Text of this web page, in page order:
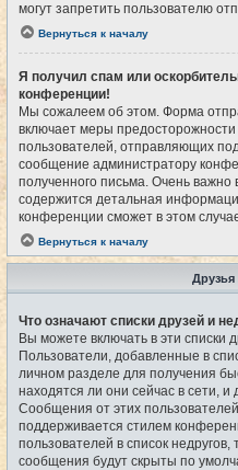
могут запретить пользователю
Вернуться к началу
Я получил спам или
конференции!
Мы сожалеем об этом. Форма
включает меры
пользователей, отправляющих
сообщение администратору
полученного письма. Очень важно
содержится детальная
конференции сможет в этом
Вернуться к началу
Друзья
Что означают списки друзей и
Вы можете включать в эти списки
Пользователи, добавленные в
личном разделе для получения
находятся ли они сейчас в сети,
Сообщения от этих
поддерживается стилем
пользователей в список
сообщения будут скрыты по